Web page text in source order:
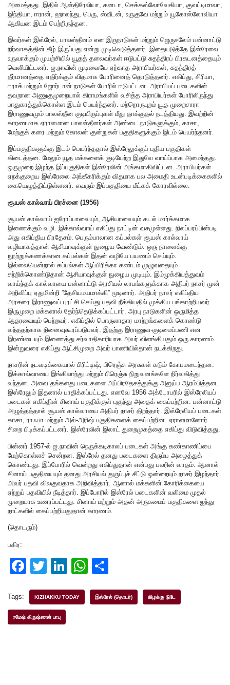
அமைத்தது. இதில் ஆஸ்திரேலியா, கனடா, செக்கஸ்லோவேகியா, குவட்டிமாலா,
இந்தியா, ஈரான், ஹாலந்து, பெரு, ஸ்வீடன், உருகுவே மற்றும் யூகோஸ்லோவியா
ஆகியன இடம் பெற்றிருந்தன.
இவர்கள் இஸ்ரேல், பாலஸ்தீனம் என இருநாடுகள் மற்றும் ஜெருசலேம் பன்னாட்டு
நிர்வாகத்தின் கீழ் இருப்பது என்று முடிவெடுத்தனர். இதையடுத்தே இஸ்ரேலை
உருவாக்கும் முயற்சியில் யூதத் தலைவர்கள் ஈடுபட்டு சுதந்திரப் பிரகடனத்தையும்
வெளியிட்டனர். ஐ.நாவின் முடிவையே ஏற்காத அராபியர்கள், சுதந்திரத்
தீர்மானத்தை எதிர்க்கும் விதமாக போரினைத் தொடுத்தனர். எகிப்து, சிரியா,
ஈராக் மற்றும் ஜோர்டான் நாடுகள் போரில் ஈடுபட்டன. அராபியப் படைகளின்
தவறான அணுகுமுறையால் கிராமங்களில் வசித்த அராபியர்கள் போரிலிருந்து
பாதுகாத்துக்கொள்ள இடம் பெயர்ந்தனர். மற்றொருபுறம் யூத முறைசாரா
இராணுவமும் பாலஸ்தீன குடியிருப்புகள் மீது தாக்குதல் நடத்தியது. இவற்றின்
காரணமாக ஏராளமான பாலஸ்தீனர்கள் அண்டை நாடுகளுக்கும், காசா,
மேற்குக் கரை மற்றும் கோலன் குன்றுகள் பகுதிகளுக்கும் இடம் பெயர்ந்தனர்.
இப்பகுதிகளுக்கு இடம் பெயர்ந்ததால் இஸ்ரேலுக்குப் புதிய பகுதிகள்
கிடைத்தன. மேலும் யூத மக்களைக் குடியேற்ற இதுவே வாய்ப்பாக அமைந்தது.
ஒருமுறை இழந்த இப்பகுதிகள் இஸ்ரேலின் அங்கமாகிவிட்டன. அராபியர்கள்
ஏறக்குறைய இஸ்ரேலை அங்கீகரிக்கும் விதமாக பல அமைதி உடன்படிக்கைகளில்
கையெழுத்திட்டுள்ளனர். எவரும் இப்பகுதியை மீட்கக் கோரவில்லை.
சூயஸ் கால்வாய் பிரச்னை (1956)
சூயஸ் கால்வாய் ஐரோப்பாவையும், ஆசியாவையும் கடல் மார்க்கமாக
இணைக்கும் வழி. இக்கால்வாய் எகிப்து நாட்டின் வசமுள்ளது. நிலப்பரப்பின்படி
அது எகிப்திய பிரதேசம். பெரும்பாலான கப்பல்கள் சூயஸ் கால்வாய்
வழியாகத்தான் ஆசியாவுக்குள் நுழைய வேண்டும். ஒரு நாளைக்கு
நூற்றுக்கணக்கான கப்பல்கள் இதன் வழியே பயணம் செய்யும்.
இல்லையென்றால் கப்பல்கள் ஆப்பிரிக்கா கண்டம் முழுவதையும்
சுற்றிக்கொண்டுதான் ஆசியாவுக்குள் நுழைய முடியும். இம்முக்கியத்துவம்
வாய்ந்தக் கால்வாயை பன்னாட்டு அரசியல் லாபங்களுக்காக அதிபர் நாசர் முன்
அறிவிப்பு ஏதுமின்றி ”தேசியமயமாக்கி” மூடினார். அதிபர் நாசர் எகிப்திய
அரசரை இராணுவப் புரட்சி செய்து பதவி நீக்கியதில் முக்கிய பங்காற்றியவர்.
இருமுறை மக்களால் தேர்ந்தெடுக்கப்பட்டார். அரபு நாடுகளின் ஒருமித்த
ஆதரவையும் பெற்றவர். எகிப்தில் பொருளாதார மாற்றங்களைக் கொண்டு
வந்ததற்காக நினைவுகூரப்படுபவர். இதற்கு இராணுவ-குடிமைப்பணி என
இரண்டையும் இணைத்து சர்வாதிகாரியாக அவர் விளங்கியதும் ஒரு காரணம்.
இன்றுவரை எகிப்து ஆட்சிமுறை அவர் பாணியில்தான் நடக்கிறது.
நாசரின் நடவடிக்கையால் பிரிட்டிஷ், பிரெஞ்சு அரசுகள் கடும் கோபமடைந்தன.
இக்கால்வாயை இங்கிலாந்து மற்றும் பிரெஞ்சு நிறுவனங்களே நிர்வகித்து
வந்தன. அவை தங்களது படைகளை அப்பிரதேசத்துக்கு அனுப்ப ஆரம்பித்தன.
இஸ்ரேலும் இதனால் பாதிக்கப்பட்டது. எனவே 1956 அக்டோபரில் இஸ்ரேலியப்
படைகள் எகிப்தின் சினாய் பகுதிக்குள் புகுந்து அதைக் கைப்பற்றின. பன்னாட்டு
அழுத்தத்தால் சூயஸ் கால்வாயை அதிபர் நாசர் திறந்தார். இஸ்ரேலியப் படைகள்
காசா, ராஃபா மற்றும் அல்-அரிஷ் பகுதிகளைக் கைப்பற்றின. ஏராளமானோர்
சிறை பிடிக்கப்பட்டனர். இஸ்ரேலின் இலாட் துறைமுகத்தை எகிப்து விடுவித்தது.
பின்னர் 1957-ல் ஐ.நாவின் நெருக்கடிகாலப் படைகள் அங்கு கண்காணிப்பை
மேற்கொள்ளச் சென்றன. இஸ்ரேல் தனது படைகளை திரும்ப அழைத்துக்
கொண்டது. இப்போரில் வென்றது எகிப்துதான் என்பது பலரின் வாதம். ஆனால்
சினாய் பகுதியையும் தனது அரசியல் துருப்புச் சீட்டு ஒன்றையும் நாசர் இழந்தார்.
அவர் பதவி விலகுவதாக அறிவித்தார். ஆனால் மக்களின் கோரிக்கையை
ஏற்றுப் பதவியில் நீடித்தார். இப்போரில் இஸ்ரேல் படைகளின் வலிமை முதல்
முறையாக உணரப்பட்டது. சினாய் மற்றும் அதன் அருகமைப் பகுதிகளை ஐந்து
நாட்களில் கைப்பற்றியதுதான் காரணம்.
(தொடரும்)
பகிர:
F
c
e
T
tt
er
Li
k
W
at ar
Tags: KIZHAKKU TODAY இஸ்ரேல் (தொடர்) கிழக்கு டுடே
ரமேஷ் கிருஷ்ணன் பாபு